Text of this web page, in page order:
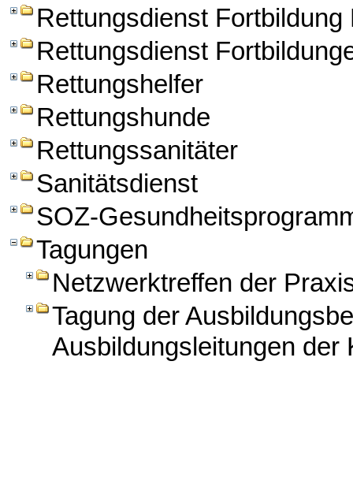
Rettungsdienst Fortbildung
Rettungsdienst
Rettungshelfer
Rettungshunde
Rettungssanitäter
Sanitätsdienst
SOZ-
Tagungen
Netzwerktreffen der
Tagung der
Ausbildungsleitungen der